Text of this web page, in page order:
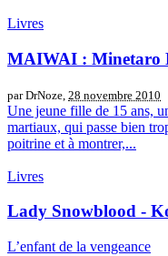
Livres
MAIWAI : Minetaro
par DrNoze, 28 novembre 2010
Une jeune fille de 15 ans,
martiaux, qui passe bien
poitrine et à montrer,...
Livres
Lady Snowblood -
L’enfant de la vengeance